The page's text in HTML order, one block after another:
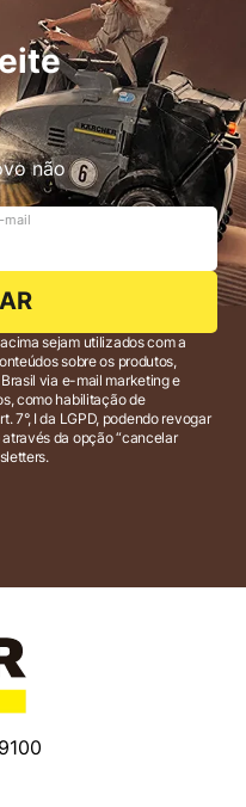
não
mail
sejam utilizados com a
sobre os produtos,
como habilitação de
7°, I da LGPD, podendo revogar
da opção “cancelar